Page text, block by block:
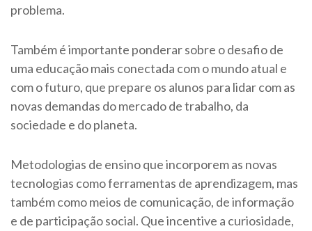
problema.
Também é importante ponderar sobre o desafio de
uma educação mais conectada com o mundo atual e
com o futuro, que prepare os alunos para lidar com as
novas demandas do mercado de trabalho, da
sociedade e do planeta.
Metodologias de ensino que incorporem as novas
tecnologias como ferramentas de aprendizagem, mas
também como meios de comunicação, de informação
e de participação social. Que incentive a curiosidade,